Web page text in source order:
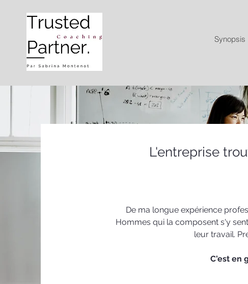
Synopsis
L'entreprise
De ma longue expérience
Hommes qui la composent s'y
leur travail.
C'est en